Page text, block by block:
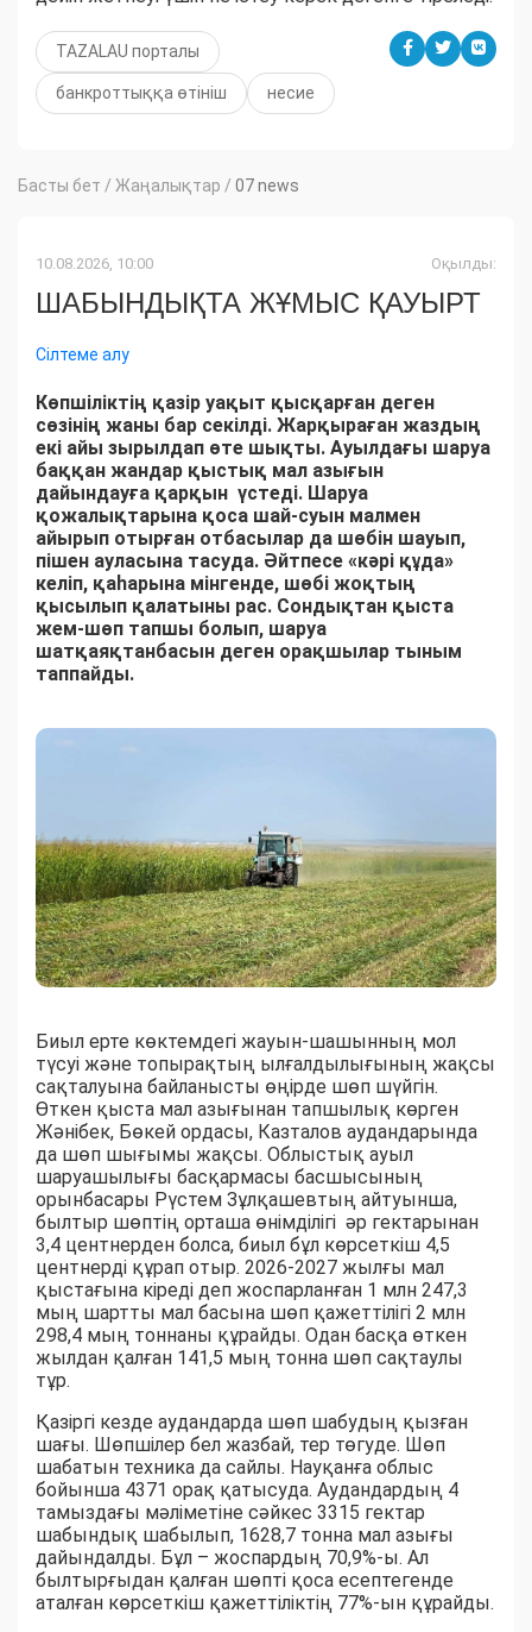
TAZALAU порталы
банкроттыққа өтініш несие
Басты бет / Жаңалықтар / 07 news
10.08.2026, 10:00 Оқылды:
ШАБЫНДЫҚТА ЖҰМЫС ҚАУЫРТ
Сілтеме алу
Көпшіліктің қазір уақыт қысқарған деген
сөзінің жаны бар секілді. Жарқыраған жаздың
екі айы зырылдап өте шықты. Ауылдағы шаруа
баққан жандар қыстық мал азығын
дайындауға қарқын үстеді. Шаруа
қожалықтарына қоса шай-суын малмен
айырып отырған отбасылар да шөбін шауып,
пішен ауласына тасуда. Әйтпесе «кәрі құда»
келіп, қаһарына мінгенде, шөбі жоқтың
қысылып қалатыны рас. Сондықтан қыста
жем-шөп тапшы болып, шаруа
шатқаяқтанбасын деген орақшылар тыным
таппайды.
Биыл ерте көктемдегі жауын-шашынның мол
түсуі және топырақтың ылғалдылығының жақсы
сақталуына байланысты өңірде шөп шүйгін.
Өткен қыста мал азығынан тапшылық көрген
Жәнібек, Бөкей ордасы, Казталов аудандарында
да шөп шығымы жақсы. Облыстық ауыл
шаруашылығы басқармасы басшысының
орынбасары Рүстем Зұлқашевтың айтуынша,
былтыр шөптің орташа өнімділігі әр гектарынан
3,4 центнерден болса, биыл бұл көрсеткіш 4,5
центнерді құрап отыр. 2026-2027 жылғы мал
қыстағына кіреді деп жоспарланған 1 млн 247,3
мың шартты мал басына шөп қажеттілігі 2 млн
298,4 мың тоннаны құрайды. Одан басқа өткен
жылдан қалған 141,5 мың тонна шөп сақтаулы
тұр.
Қазіргі кезде аудандарда шөп шабудың қызған
шағы. Шөпшілер бел жазбай, тер төгуде. Шөп
шабатын техника да сайлы. Науқанға облыс
бойынша 4371 орақ қатысуда. Аудандардың 4
тамыздағы мәліметіне сәйкес 3315 гектар
шабындық шабылып, 1628,7 тонна мал азығы
дайындалды. Бұл – жоспардың 70,9%-ы. Ал
былтырғыдан қалған шөпті қоса есептегенде
аталған көрсеткіш қажеттіліктің 77%-ын құрайды.